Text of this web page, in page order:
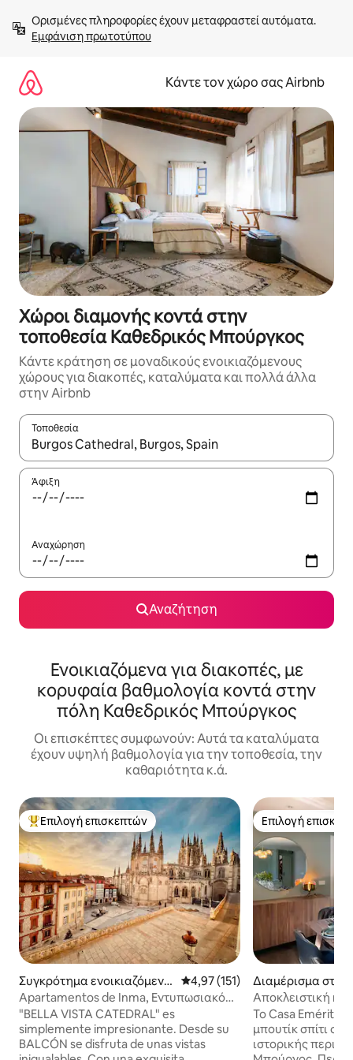
στο
περιεχόμενοΕμφάνιση πρωτοτύπου
Κάντε τον χώρο σας Airbnb
Χώροι διαμονής κοντά στην
τοποθεσία Καθεδρικός Μπούργκος
Κάντε κράτηση σε μοναδικούς ενοικιαζόμενους
χώρους για διακοπές, καταλύματα και πολλά άλλα
στην Airbnb
Τοποθεσία
Όταν τα αποτελέσματα είναι διαθέσιμα, μπορείτε να
Άφιξη
Αναχώρηση
Αναζήτηση
Ενοικιαζόμενα για διακοπές, με
κορυφαία βαθμολογία κοντά στην
πόλη Καθεδρικός Μπούργκος
Οι επισκέπτες συμφωνούν: Αυτά τα καταλύματα
έχουν υψηλή βαθμολογία για την τοποθεσία, την
καθαριότητα κ.ά.
Κορυφαία επιλογή επισκεπτών
Επιλογή επισκεπτών
Συγκρότημα ενοικιαζόμενω
ν καταλυμάτων στην πόλη B
urgos
Μέση βαθμολογία: 4,97 στα 5,
4,97 (151)
Apartamentos de Inma, Εντυπωσιακό
διαμέρισμα
"BELLA VISTA CATEDRAL" es
simplemente impresionante. Desde su
BALCÓN se disfruta de unas vistas
Επιλογή
Επιλογή
Διαμέρισμα
gos
Αποκλειστική
Μπούργος.
Το Casa Emérita
μπουτίκ σπίτι
ιστορικής